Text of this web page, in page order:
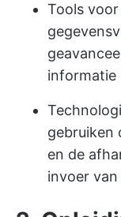
Tools
informatie
gebruiken
en de
invoer